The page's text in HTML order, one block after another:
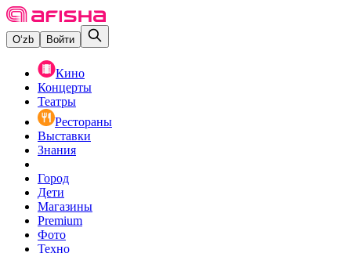
O‘zb Войти
Кино
Концерты
Театры
Рестораны
Выставки
Знания
Город
Дети
Магазины
Premium
Фото
Техно